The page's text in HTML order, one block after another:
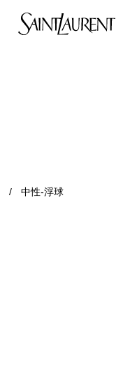
/ 中性-浮球